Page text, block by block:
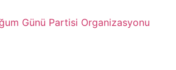
Günü Partisi Organizasyonu